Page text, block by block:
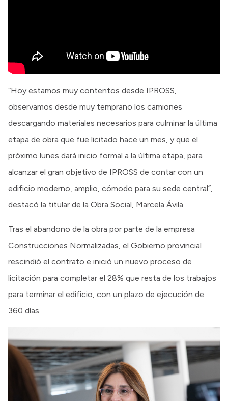
“Hoy estamos muy contentos desde IPROSS,
observamos desde muy temprano los camiones
descargando materiales necesarios para culminar la última
etapa de obra que fue licitado hace un mes, y que el
próximo lunes dará inicio formal a la última etapa, para
alcanzar el gran objetivo de IPROSS de contar con un
edificio moderno, amplio, cómodo para su sede central”,
destacó la titular de la Obra Social, Marcela Ávila.
Tras el abandono de la obra por parte de la empresa
Construcciones Normalizadas, el Gobierno provincial
rescindió el contrato e inició un nuevo proceso de
licitación para completar el 28% que resta de los trabajos
para terminar el edificio, con un plazo de ejecución de
360 días.